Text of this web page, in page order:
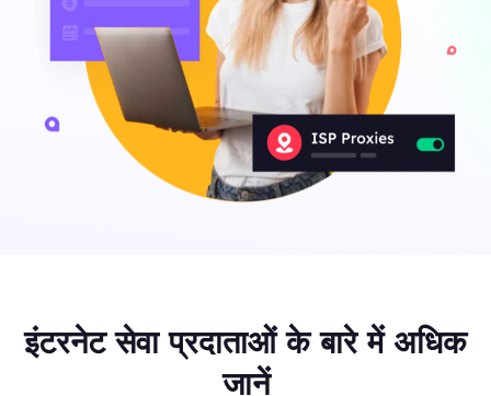
इंटरनेट सेवा प्रदाताओं के बारे में अधिक
जानें